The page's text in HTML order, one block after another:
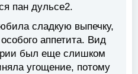
пан дульсе2.
сладкую выпечку,
аппетита. Вид
был еще слишком
угощение, потому